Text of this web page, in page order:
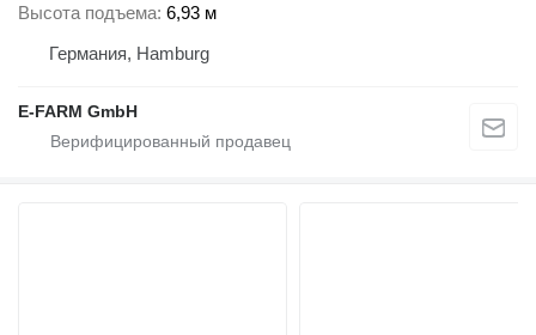
Высота подъема 6,93 м
Германия, Hamburg
E-FARM GmbH